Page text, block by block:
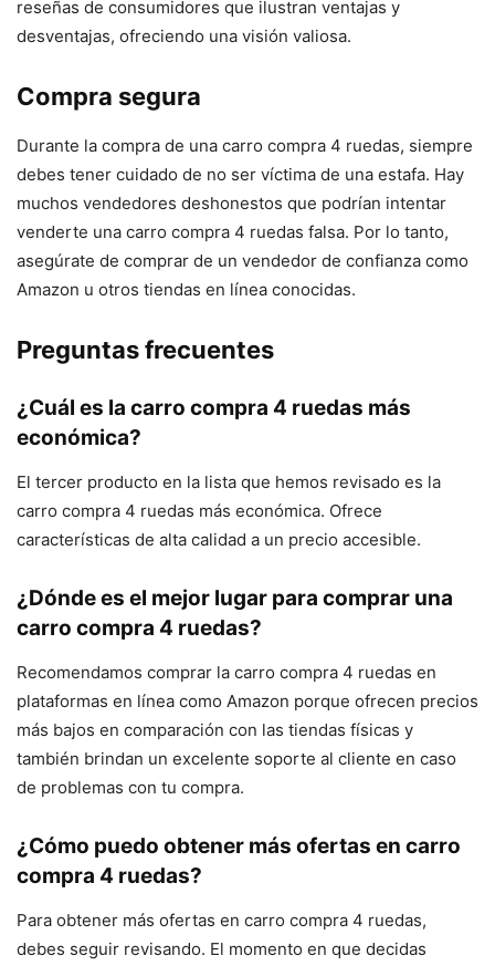
reseñas de consumidores que ilustran ventajas y
desventajas, ofreciendo una visión valiosa.
Compra segura
Durante la compra de una carro compra 4 ruedas, siempre
debes tener cuidado de no ser víctima de una estafa. Hay
muchos vendedores deshonestos que podrían intentar
venderte una carro compra 4 ruedas falsa. Por lo tanto,
asegúrate de comprar de un vendedor de confianza como
Amazon u otros tiendas en línea conocidas.
Preguntas frecuentes
¿Cuál es la carro compra 4 ruedas más
económica?
El tercer producto en la lista que hemos revisado es la
carro compra 4 ruedas más económica. Ofrece
características de alta calidad a un precio accesible.
¿Dónde es el mejor lugar para comprar una
carro compra 4 ruedas?
Recomendamos comprar la carro compra 4 ruedas en
plataformas en línea como Amazon porque ofrecen precios
más bajos en comparación con las tiendas físicas y
también brindan un excelente soporte al cliente en caso
de problemas con tu compra.
¿Cómo puedo obtener más ofertas en carro
compra 4 ruedas?
Para obtener más ofertas en carro compra 4 ruedas,
debes seguir revisando. El momento en que decidas